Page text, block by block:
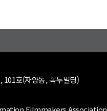
101호(자양동, 꼭두빌딩)